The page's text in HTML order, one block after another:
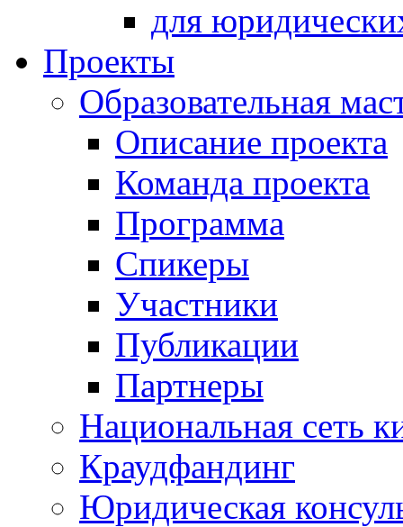
для
Проекты
Образовательная
Описание проекта
Команда проекта
Программа
Спикеры
Участники
Публикации
Партнеры
Национальная сеть
Краудфандинг
Юридическая